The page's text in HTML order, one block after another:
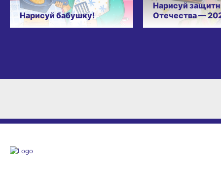
Нарисуй бабушку!
Нарисуй
Отечества —